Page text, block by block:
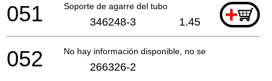
Soporte de agarre del tubo +
051 346248-3 1.45
No hay información disponible, no se puede pedir
052 266326-2